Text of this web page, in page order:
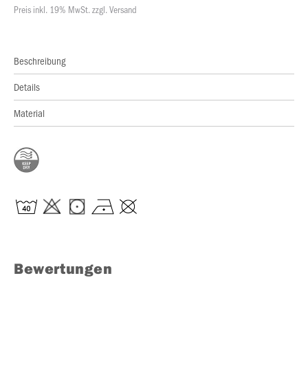
Preis inkl. 19% MwSt. zzgl. Versand
Beschreibung
Details
Material
Bewertungen